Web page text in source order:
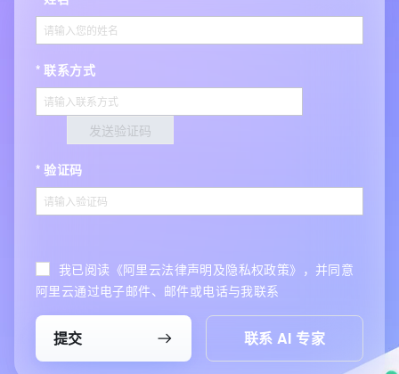
联系方式
发送验证码
验证码
我已阅读《阿里云法律声明及隐私权政策》，并同意
阿里云通过电子邮件、邮件或电话与我联系
提交 联系 AI 专家